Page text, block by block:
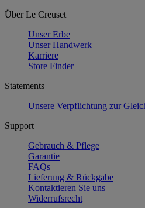
Über Le Creuset
Unser Erbe
Unser Handwerk
Karriere
Store Finder
Statements
Unsere Verpflichtung zur
Support
Gebrauch & Pflege
Garantie
FAQs
Lieferung & Rückgabe
Kontaktieren Sie uns
Widerrufsrecht